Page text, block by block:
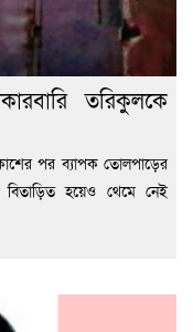
তরিকুলকে
পর ব্যাপক তোলপাড়ের
বিতাড়িত হয়েও থেমে নেই